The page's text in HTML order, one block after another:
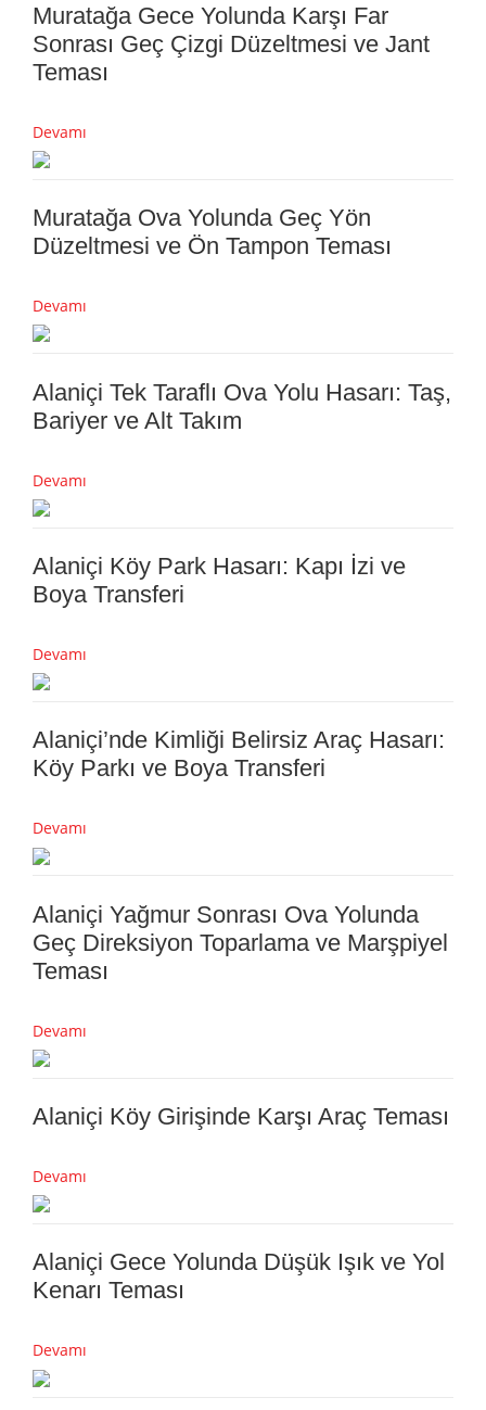
Muratağa Gece Yolunda Karşı Far
Sonrası Geç Çizgi Düzeltmesi ve Jant
Teması
Devamı
Muratağa Ova Yolunda Geç Yön
Düzeltmesi ve Ön Tampon Teması
Devamı
Alaniçi Tek Taraflı Ova Yolu Hasarı: Taş,
Bariyer ve Alt Takım
Devamı
Alaniçi Köy Park Hasarı: Kapı İzi ve
Boya Transferi
Devamı
Alaniçi’nde Kimliği Belirsiz Araç Hasarı:
Köy Parkı ve Boya Transferi
Devamı
Alaniçi Yağmur Sonrası Ova Yolunda
Geç Direksiyon Toparlama ve Marşpiyel
Teması
Devamı
Alaniçi Köy Girişinde Karşı Araç Teması
Devamı
Alaniçi Gece Yolunda Düşük Işık ve Yol
Kenarı Teması
Devamı